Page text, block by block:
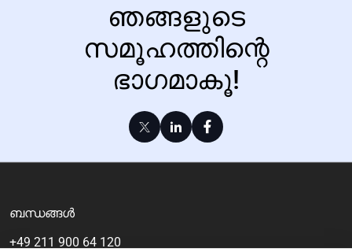
ഞങ്ങളുടെ
സമൂഹത്തിന്റെ
ഭാഗമാകൂ!
ബന്ധങ്ങൾ
+49 211 900 64 120